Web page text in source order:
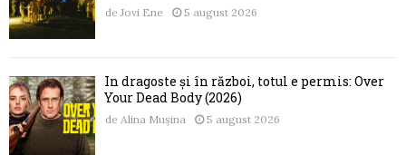
de Jovi Ene 5 august 2026
În dragoste și în război, totul e permis: Over
Your Dead Body (2026)
de Alina Mușina 5 august 2026